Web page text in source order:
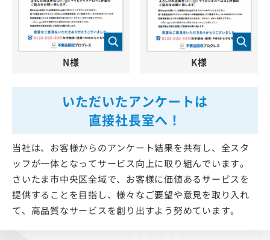
いただいたアンケートは
直接社長室へ！
当社は、お客様からのアンケート結果を共有し、全スタ
ッフが一体となってサービス向上に取り組んでいます。
さいたま市中央区全域で、お客様に価値あるサービスを
提供することを目指し、様々なご要望や意見を取り入れ
て、高品質なサービスを創り出すよう努めています。
N様 K様